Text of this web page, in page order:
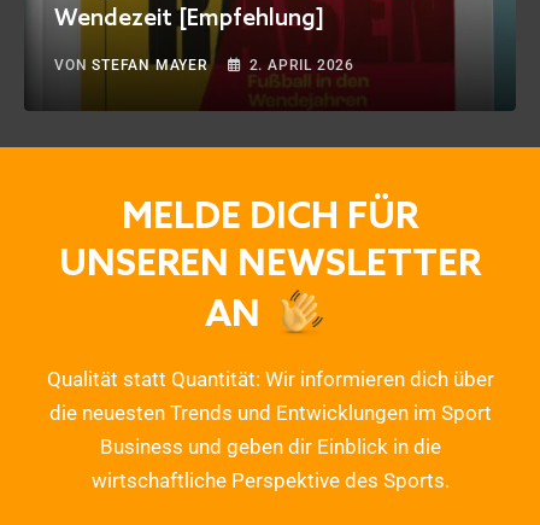
Wendezeit [Empfehlung]
VONSTEFAN MAYER 2. APRIL 2026
MELDE DICH FÜR
UNSEREN NEWSLETTER
AN
Qualität statt Quantität: Wir informieren dich über
die neuesten Trends und Entwicklungen im Sport
Business und geben dir Einblick in die
wirtschaftliche Perspektive des Sports.